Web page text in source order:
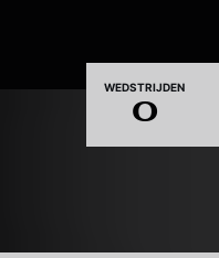
WEDSTRIJDEN
0